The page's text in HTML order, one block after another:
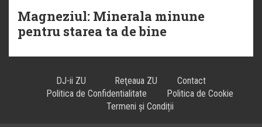
Magneziul: Minerala minune
pentru starea ta de bine
DJ-ii ZU Reţeaua ZU
Contact
Politica de Confidentialitate
Politica de Cookie
Termeni și Condiții